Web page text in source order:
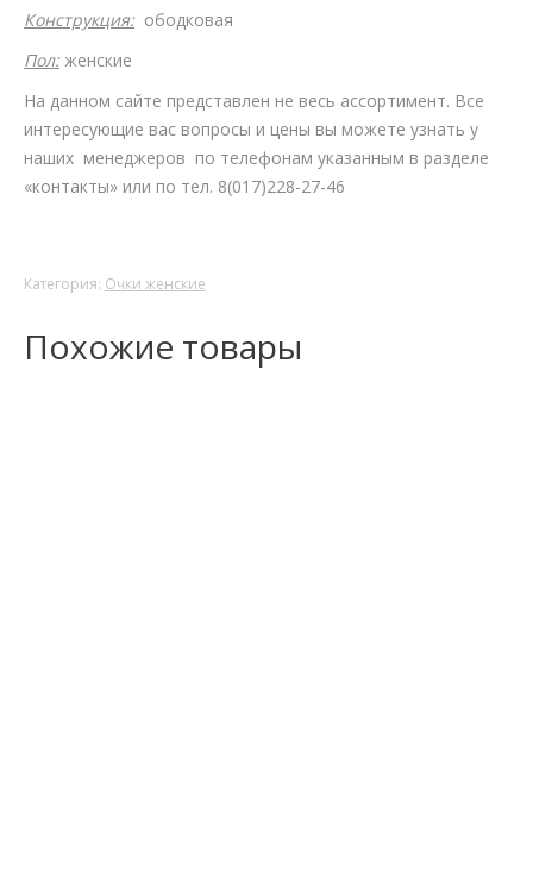
Конструкция: ободковая
Пол: женские
На данном сайте представлен не весь ассортимент. Все
интересующие вас вопросы и цены вы можете узнать у
наших менеджеров по телефонам указанным в разделе
«контакты» или по тел. 8(017)228-27-46
Категория: Очки женские
Похожие товары